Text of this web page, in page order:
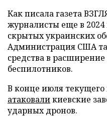
Как писала газета
журналисты еще в 2024
скрытых украинских
Администрация США
средства в
беспилотников.
В конце июля текущего
атаковаликиевские
ударных дронов.